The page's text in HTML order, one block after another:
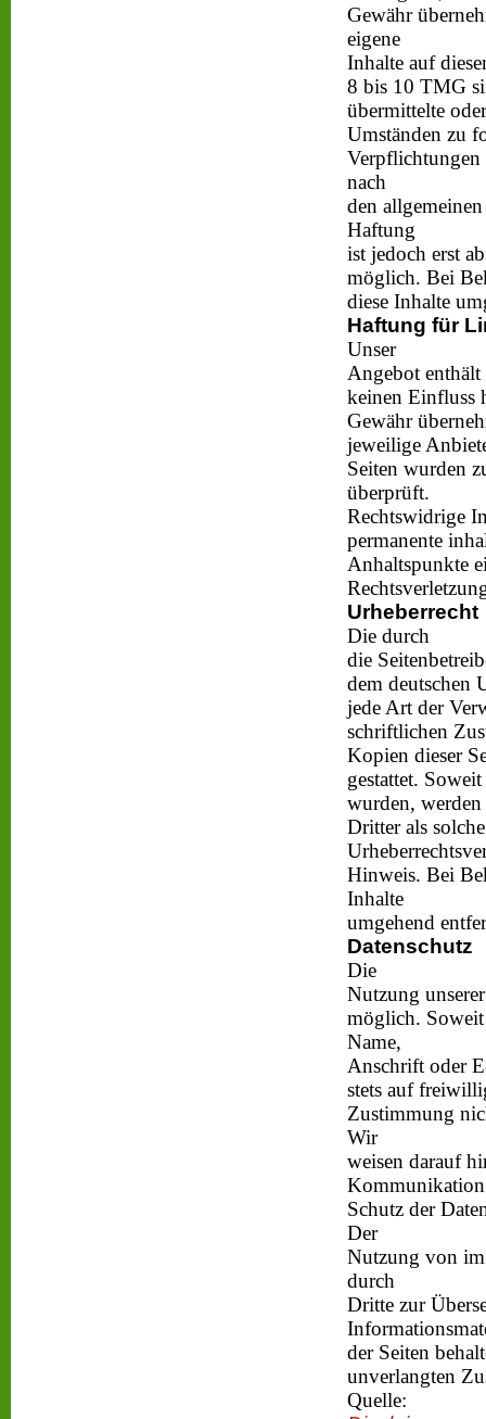
Gewähr
eigene
Inhalte auf
8 bis 10 TMG
übermittelte
Umständen zu
nach
den
Haftung
ist jedoch erst
möglich. Bei
diese Inhalte
Haftung für
Unser
Angebot
keinen Einfluss
Gewähr
jeweilige
Seiten wurden
überprüft.
Rechtswidrige
permanente
Anhaltspunkte
Urheberrecht
Die durch
die
dem deutschen
jede Art der
schriftlichen
Kopien dieser
gestattet.
wurden, werden
Dritter als
Hinweis. Bei
Inhalte
umgehend
Datenschutz
Die
Nutzung
möglich. Soweit
Name,
Anschrift oder
stets auf
Zustimmung
Wir
weisen darauf
Kommunikation
Schutz der
Der
Nutzung von
durch
Dritte zur
der Seiten
unverlangten
Quelle: